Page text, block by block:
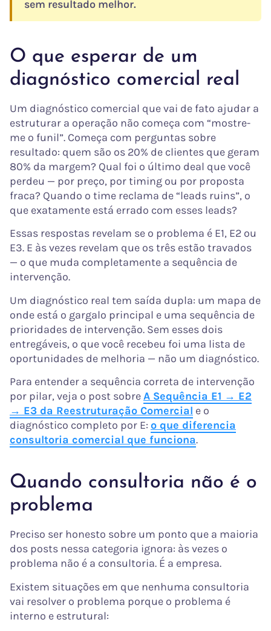
sem resultado melhor.
O que esperar de um
diagnóstico comercial real
Um diagnóstico comercial que vai de fato ajudar a
estruturar a operação não começa com “mostre-
me o funil”. Começa com perguntas sobre
resultado: quem são os 20% de clientes que geram
80% da margem? Qual foi o último deal que você
perdeu — por preço, por timing ou por proposta
fraca? Quando o time reclama de “leads ruins”, o
que exatamente está errado com esses leads?
Essas respostas revelam se o problema é E1, E2 ou
E3. E às vezes revelam que os três estão travados
— o que muda completamente a sequência de
intervenção.
Um diagnóstico real tem saída dupla: um mapa de
onde está o gargalo principal e uma sequência de
prioridades de intervenção. Sem esses dois
entregáveis, o que você recebeu foi uma lista de
oportunidades de melhoria — não um diagnóstico.
Para entender a sequência correta de intervenção
por pilar, veja o post sobreA Sequência E1 → E2
→ E3 da Reestruturação Comercial e o
diagnóstico completo por E: o que diferencia
consultoria comercial que funciona.
Quando consultoria não é o
problema
Preciso ser honesto sobre um ponto que a maioria
dos posts nessa categoria ignora: às vezes o
problema não é a consultoria. É a empresa.
Existem situações em que nenhuma consultoria
vai resolver o problema porque o problema é
interno e estrutural: